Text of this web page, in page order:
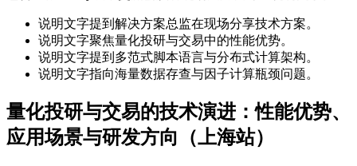
说明文字提到解决方案总监在现场分享技术方案。
说明文字聚焦量化投研与交易中的性能优势。
说明文字提到多范式脚本语言与分布式计算架构。
说明文字指向海量数据存查与因子计算瓶颈问题。
量化投研与交易的技术演进：性能优势、
应用场景与研发方向（上海站）